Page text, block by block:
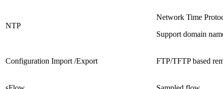
NTP
Network Time
Support domain
Configuration Import /Export FTP/TFTP based